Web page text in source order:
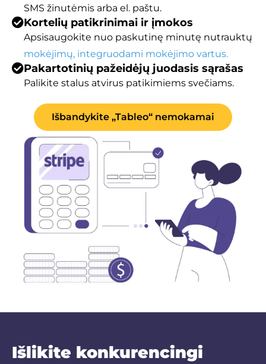
SMS žinutėmis arba el. paštu.
Kortelių patikrinimai ir įmokos
Apsisaugokite nuo paskutinę minutę nutrauktų
mokėjimų, integruodami mokėjimo vartus.
Pakartotinių pažeidėjų juodasis sąrašas
Palikite stalus atvirus patikimiems svečiams.
Išbandykite „Tableo“ nemokamai
Išlikite konkurencingi